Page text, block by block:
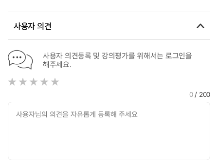
Education Curriculum for Pre-service Early Childhood
사용자 의견
사용자 의견등록 및 강의평가를 위해서는 로그인을
해주세요.
0/ 200